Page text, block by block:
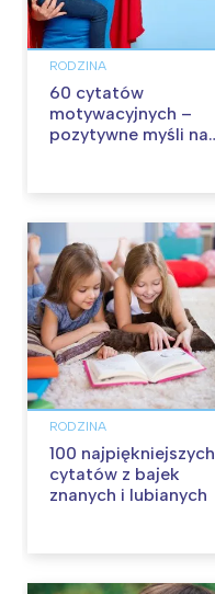
RODZINA
60 cytatów
motywacyjnych –
pozytywne myśli na
RODZINA
100 najpiękniejszych
cytatów z bajek
znanych i lubianych